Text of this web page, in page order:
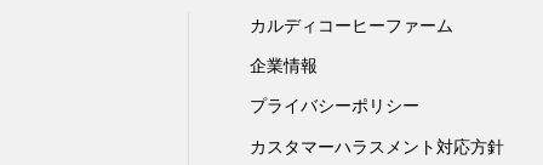
カルディコーヒーファーム
企業情報
プライバシーポリシー
カスタマーハラスメント対応方針